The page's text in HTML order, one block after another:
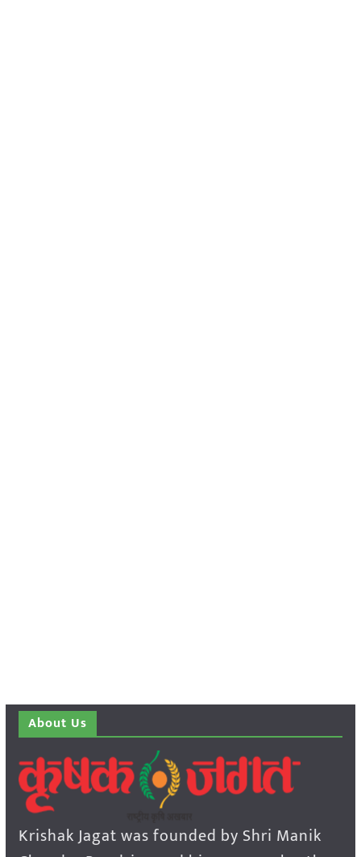
About Us
Krishak Jagat was founded by Shri Manik